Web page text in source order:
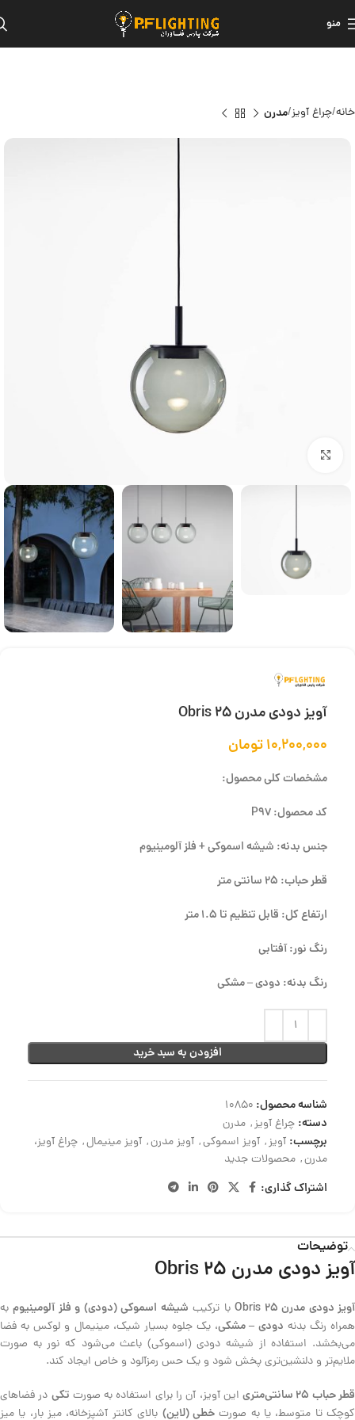
منو
خانه چراغ آویز مدرن
آویز دودی مدرن Obris 25
۱۰,۲۰۰,۰۰۰تومان
مشخصات کلی محصول:
کد محصول: P97
جنس بدنه: شیشه اسموکی + فلز آلومینیوم
قطر حباب: 25 سانتی متر
ارتفاع کل: قابل تنظیم تا 1.5 متر
رنگ نور: آفتابی
رنگ بدنه: دودی – مشکی
افزودن به سبد خرید
شناسه محصول: 10850
دسته: چراغ آویز, مدرن
برچسب: آویز, آویز اسموکی, آویز مدرن, آویز مینیمال, چراغ آویز،
مدرن, محصولات جدید
اشتراک گذاری:
توضیحات
آویز دودی مدرن Obris 25
آویز دودی مدرن Obris 25 با ترکیب شیشه اسموکی (دودی) و فلز آلومینیومبه
همراه رنگ بدنه دودی – مشکی، یک جلوه بسیار شیک، مینیمال و لوکس به فضا
می‌بخشد. استفاده از شیشه دودی (اسموکی) باعث می‌شود که نور به صورت
ملایم‌تر و دلنشین‌تری پخش شود و یک حس رمزآلود و خاص ایجاد کند.
قطر حباب 25 سانتی‌متری این آویز، آن را برای استفاده به صورت تکی در فضاهای
کوچک تا متوسط، یا به صورتخطی (لاین) بالای کانتر آشپزخانه، میز بار، یا میز